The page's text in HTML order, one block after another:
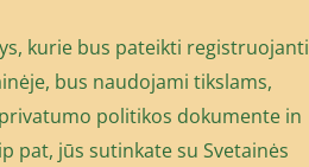
kurie bus pateikti registruojanti
bus naudojami tikslams,
politikos dokumente in
pat, jūs sutinkate su Svetainės